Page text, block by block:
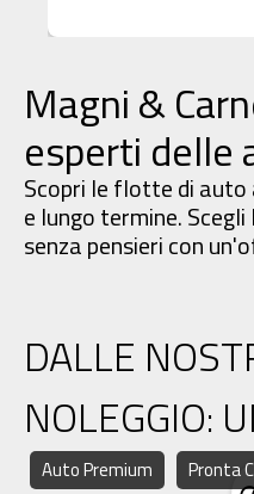
Magni &
esperti delle
Scopri le flotte di auto
e lungo termine.
senza pensieri con
DALLE
NOLEGGIO:
Auto Premium Pronta